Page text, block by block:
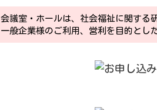
会議室・ホールは、社会福祉に関する
一般企業様のご利用、営利を目的とし